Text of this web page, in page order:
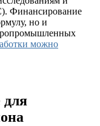
Финансирование
но и
можно
для